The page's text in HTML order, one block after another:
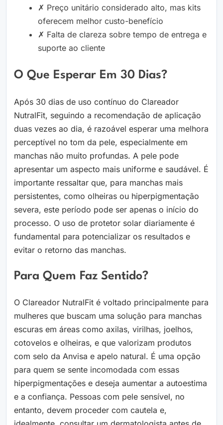
✗ Preço unitário considerado alto, mas kits
oferecem melhor custo-benefício
✗ Falta de clareza sobre tempo de entrega e
suporte ao cliente
O Que Esperar Em 30 Dias?
Após 30 dias de uso contínuo do Clareador
NutralFit, seguindo a recomendação de aplicação
duas vezes ao dia, é razoável esperar uma melhora
perceptível no tom da pele, especialmente em
manchas não muito profundas. A pele pode
apresentar um aspecto mais uniforme e saudável. É
importante ressaltar que, para manchas mais
persistentes, como olheiras ou hiperpigmentação
severa, este período pode ser apenas o início do
processo. O uso de protetor solar diariamente é
fundamental para potencializar os resultados e
evitar o retorno das manchas.
Para Quem Faz Sentido?
O Clareador NutralFit é voltado principalmente para
mulheres que buscam uma solução para manchas
escuras em áreas como axilas, virilhas, joelhos,
cotovelos e olheiras, e que valorizam produtos
com selo da Anvisa e apelo natural. É uma opção
para quem se sente incomodada com essas
hiperpigmentações e deseja aumentar a autoestima
e a confiança. Pessoas com pele sensível, no
entanto, devem proceder com cautela e,